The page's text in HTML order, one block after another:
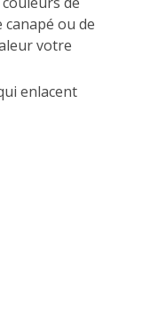
ou de
votre
enlacent